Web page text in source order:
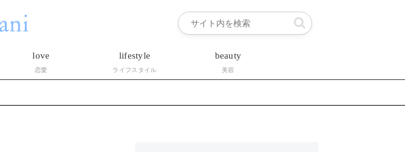
love
恋愛
lifestyle
ライフスタイル
beauty
美容